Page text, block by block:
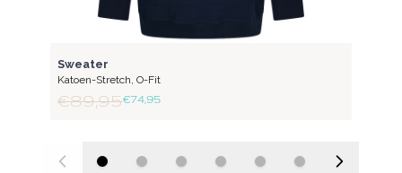
Sweater
Katoen-Stretch, O-Fit
€ 74,95
€ 89,95